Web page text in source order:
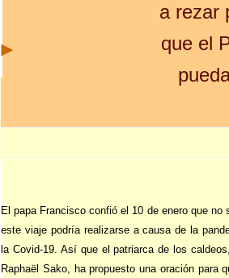
a rezar
que el
El papa Francisco confió el 10 de enero que no
este viaje podría realizarse a causa de la
la Covid-19. Así que el patriarca de los
Raphaël Sako, ha propuesto una oración para